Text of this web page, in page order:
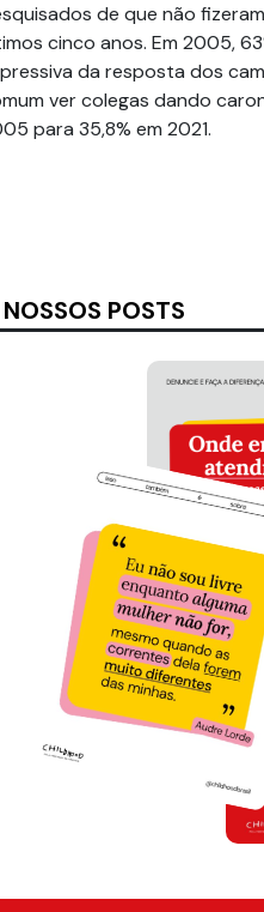
de que não
cinco anos. Em 2005,
da resposta dos
ver colegas dando
para 35,8% em 2021.
POSTS